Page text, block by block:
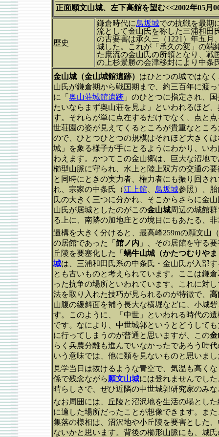
正面願文山城、左下高館を望む<<2002年05月
歴史
鎌倉時代に鳥坂城での抗戦を最期
流として金山氏を称した三浦和田
の古要害は承久三（1221）年五
城した。これが「承久の変」の端
た庶流の金山氏の所領となり、戦
の上杉景勝の会津移封により中条
金山城（金山城館遺跡） はひとつの城ではな
山氏が鎌倉期から戦国期まで、約三百年に渡
に「 奥山荘城館遺跡 」のひとつに指定され、
たいならまず奥山荘を見よ」といわれるほど
す。それらが単に点在するだけでなく、点と
世荘園の姿が見えてくるところが貴重なとこ
ので、ひとつひとつの規模はそれほど大きく
城」を象る様子が手にとるようにわかり、い
わえます。かつてこの金山郷は、巨大な沼地
櫛型山脈に守られ、水上と陸上双方の交通の
と同時にときの実力者、権力者にも振り回さ
れ、宗家の中条氏（江上館 鳥坂城参照）、
氏の大きく三つに分かれ、そこからさらに金
山氏が居城としたのがこの金山城周辺の城館
る上に、南隣の加地庄との境目にもあたる、
遺構を大きく分けると、最高峰259mの願文山
の居館であった「 館ノ内 」、その居館を守る
丘陵を要塞化した「 蝸牛山城（かたつむりや
城は、三浦和田氏系の中条氏・金山氏が入部
とも古いものと考えられています。ここは鎌
った抗争の場所といわれています。これに対
法を取り入れた技巧が見られるのが特徴で、 高
山腹の緩斜面を補う長大な横堀などに、小城
す。このように、「中世」といわれる時代の
です。なにより、中世城郭というとどうして
に行ってしまうのが普通と思いますが、この金
らく兵農分離も進んでいなかったであろう時
いう意味では、他に類を見ないものと思いま
見学当日は抜けるような青空で、気温も高く
係で残念ながら願文山城には登れませんでし
晴らしさで、ぜひ近隣の中世城郭研究家のみ
なお周囲には、丘陵と沼沢地を生活の場とし
に適した場所だったことが想像できます。ま
集落の様相は、沼沢地や小丘陵を要害とした
ないかと思います。背後の櫛形山脈にも、城